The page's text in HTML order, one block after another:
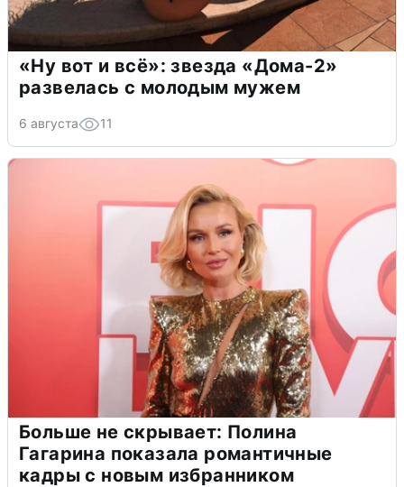
«Ну вот и всё»: звезда «Дома-2»
развелась с молодым мужем
6 августа 11
Больше не скрывает: Полина
Гагарина показала романтичные
кадры с новым избранником